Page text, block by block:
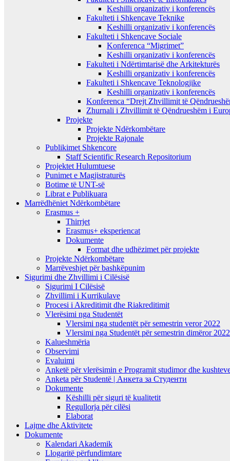
Keshilli organizativ i konferencës
Fakulteti i Shkencave Teknike
Keshilli organizativ i konferencës
Fakulteti i Shkencave Sociale
Konferenca “Migrimet”
Keshilli organizativ i konferencës
Fakulteti i Ndërtimtarisë dhe Arkitekturës
Keshilli organizativ i konferencës
Fakulteti i Shkencave Teknologjike
Keshilli organizativ i konferencës
Konferenca “Drejt Zhvillimit të
Zhurnali i Zhvillimit të Qëndrueshëm i
Projekte
Projekte Ndërkombëtare
Projekte Rajonale
Publikimet Shkencore
Staff Scientific Research Repositorium
Projektet Hulumtuese
Punimet e Magjistraturës
Botime të UNT-së
Librat e Publikuara
Marrëdhëniet Ndërkombëtare
Erasmus +
Thirrjet
Erasmus+ eksperiencat
Dokumente
Format dhe udhëzimet për projekte
Projekte Ndërkombëtare
Marrëveshjet për bashkëpunim
Sigurimi dhe Zhvillimi i Cilësisë
Sigurimi I Cilësisë
Zhvillimi i Kurrikulave
Procesi i Akreditimit dhe Riakreditimit
Vlerësimi nga Studentët
Vlersimi nga studentët për semestrin veror 2022
Vlersimi nga Studentët për semestrin dimëror
Kalueshmëria
Observimi
Evaluimi
Anketë për vlerësimin e Programit studimor dhe
Anketa për Studentë | Анкета за Студенти
Dokumente
Këshilli për siguri të kualitetit
Regullorja për cilësi
Elaborat
Lajme dhe Aktivitete
Dokumente
Kalendari Akademik
Llogaritë përfundimtare